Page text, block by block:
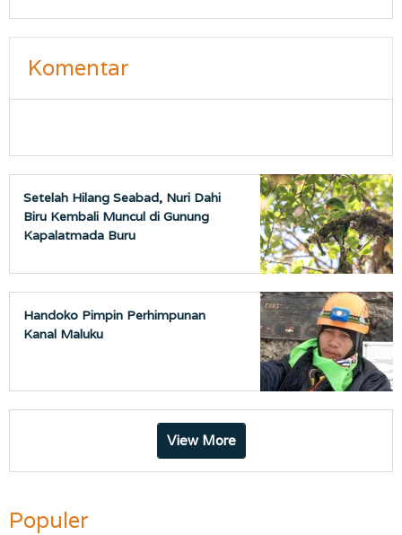
Komentar
Setelah Hilang Seabad, Nuri Dahi
Biru Kembali Muncul di Gunung
Kapalatmada Buru
Handoko Pimpin Perhimpunan
Kanal Maluku
View More
Populer